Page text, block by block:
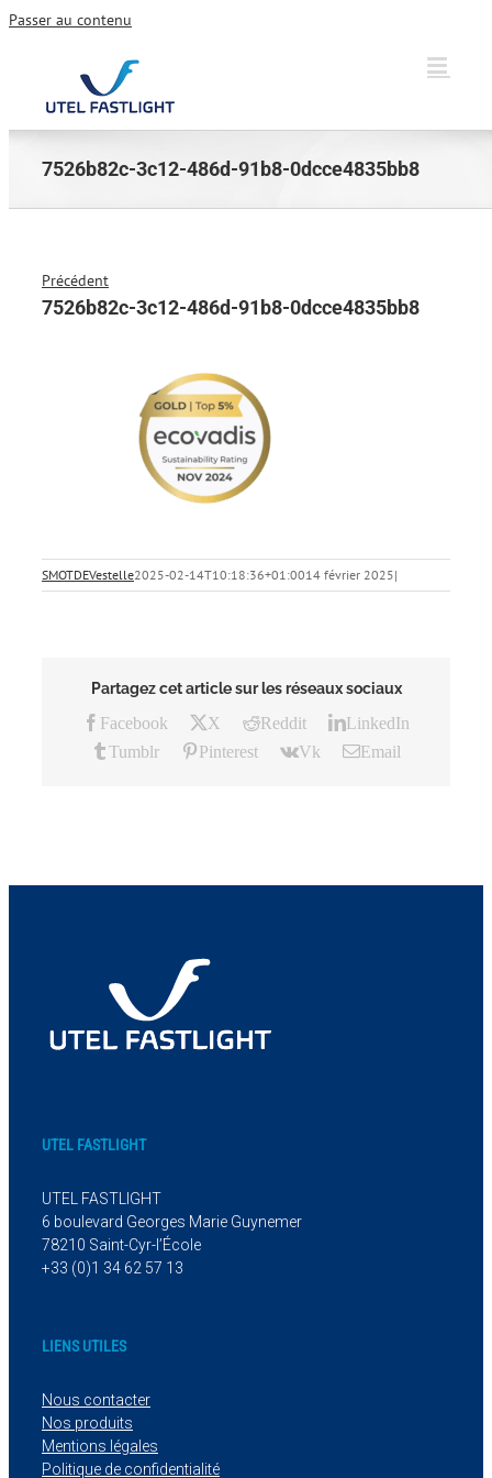
Passer au contenu
7526b82c-3c12-486d-91b8-0dcce4835bb8
Précédent
7526b82c-3c12-486d-91b8-0dcce4835bb8
SMOTDEVestelle2025-02-14T10:18:36+01:0014 février 2025|
Partagez cet article sur les réseaux sociaux
Facebook
X Reddit
LinkedIn
Tumblr
Pinterest Vk Email
UTEL FASTLIGHT
UTEL FASTLIGHT
6 boulevard Georges Marie Guynemer
78210 Saint-Cyr-l’École
+33 (0)1 34 62 57 13
LIENS UTILES
Nous contacter
Nos produits
Mentions légales
Politique de confidentialité